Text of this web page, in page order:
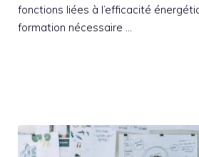
fonctions liées à l’efficacité
formation nécessaire …